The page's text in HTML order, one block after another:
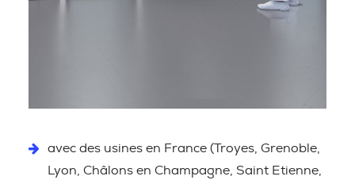
avec des usines en France (Troyes, Grenoble,
Lyon, Châlons en Champagne, Saint Etienne,